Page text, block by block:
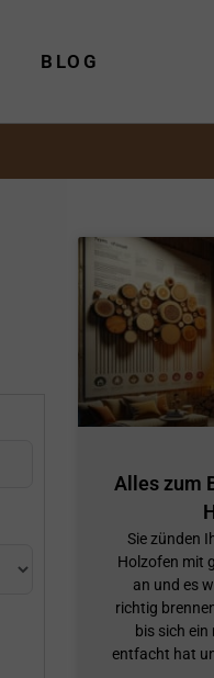
BLOG
Alles zum
Sie zünden
Holzofen mit
an und es
richtig
bis sich
entfacht hat